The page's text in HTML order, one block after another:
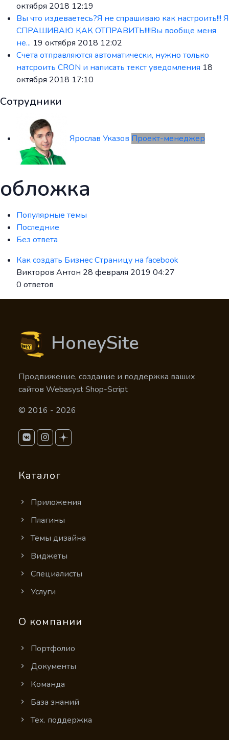
октября 2018 12:19
Вы что издеваетесь?Я не спрашиваю как настроить!!! Я
СПРАШИВАЮ КАК ОТПРАВИТЬ!!!!Вы вообще меня
не... 19 октября 2018 12:02
Счета отправляются автоматически, нужно только
натсроить CRON и написать текст уведомления 18
октября 2018 17:10
Сотрудники
Ярослав Указов Проект-менеджер
обложка
Популярные темы
Последние
Без ответа
Как создать Бизнес Страницу на facebook
Викторов Антон 28 февраля 2019 04:27
0 ответов
HoneySite
Продвижение, создание и поддержка ваших
сайтов Webasyst Shop-Script
© 2016 - 2026
Каталог
Приложения
Плагины
Темы дизайна
Виджеты
Cпециалисты
Услуги
О компании
Портфолио
Документы
Команда
База знаний
Тех. поддержка